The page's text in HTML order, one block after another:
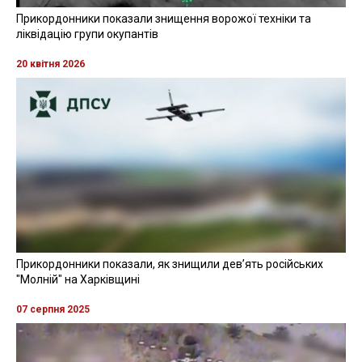
Прикордонники показали знищення ворожої техніки та
ліквідацію групи окупантів
20 квітня 2026
Прикордонники показали, як знищили девʼять російських
"Молній" на Харківщині
07 серпня 2025